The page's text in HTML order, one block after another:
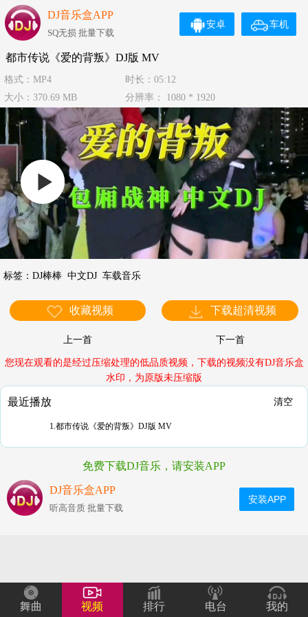
舞曲 视频 排行 电台 我的
DJ音乐盒APP
SQ无损 批量下载
车机
安卓
都市传说《爱的背叛》DJ版 MV
格式：MP4
时长：05:12
大小：370.69 MB
分辨率： 1080 * 1920
标签： DJ棒棒 中文DJ 车载音乐
收藏视频 下载超清视频
上一首 下一首
您现在观看的是经过压缩处理的低品质视频，下载的视频没有DJ音乐盒
水印，为原版未压缩版
最近播放 清空
1.都市传说《爱的背叛》DJ版 MV
免费下载DJ音乐，请安装APP
DJ音乐盒APP
听高音质 批量下载
安装APP